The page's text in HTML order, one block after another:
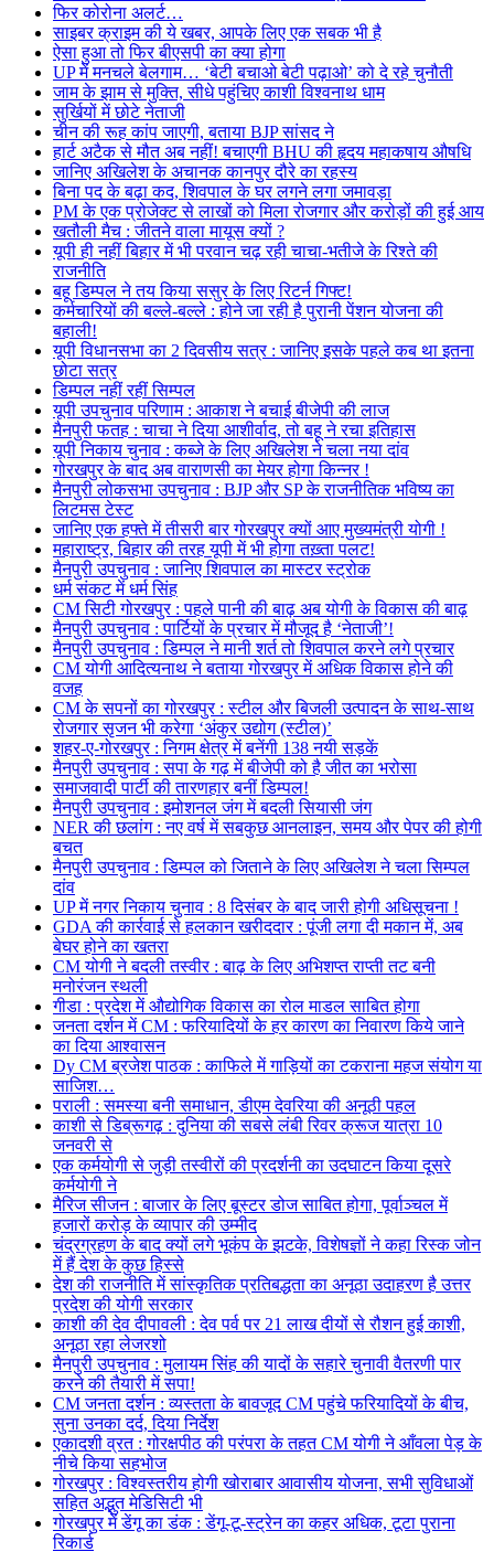
फिर कोरोना अलर्ट…
साइबर क्राइम की ये खबर, आपके लिए एक सबक भी है
ऐसा हुआ तो फिर बीएसपी का क्या होगा
UP में मनचले बेलगाम… ‘बेटी बचाओ बेटी पढ़ाओ’ को दे रहे चुनौती
जाम के झाम से मुक्ति, सीधे पहुंचिए काशी विश्वनाथ धाम
सुर्खियों में छोटे नेताजी
चीन की रूह कांप जाएगी, बताया BJP सांसद ने
हार्ट अटैक से मौत अब नहीं! बचाएगी BHU की हृदय महाकषाय औषधि
जानिए अखिलेश के अचानक कानपुर दौरे का रहस्य
बिना पद के बढ़ा कद, शिवपाल के घर लगने लगा जमावड़ा
PM के एक प्रोजेक्ट से लाखों को मिला रोजगार और करोड़ों की हुई आय
खतौली मैच : जीतने वाला मायूस क्यों ?
यूपी ही नहीं बिहार में भी परवान चढ़ रही चाचा-भतीजे के रिश्ते की
राजनीति
बहू डिम्पल ने तय किया ससुर के लिए रिटर्न गिफ्ट!
कर्मचारियों की बल्ले-बल्ले : होने जा रही है पुरानी पेंशन योजना की
बहाली!
यूपी विधानसभा का 2 दिवसीय सत्र : जानिए इसके पहले कब था इतना
छोटा सत्र
डिम्पल नहीं रहीं सिम्पल
यूपी उपचुनाव परिणाम : आकाश ने बचाई बीजेपी की लाज
मैनपुरी फतह : चाचा ने दिया आशीर्वाद, तो बहू ने रचा इतिहास
यूपी निकाय चुनाव : कब्जे के लिए अखिलेश ने चला नया दांव
गोरखपुर के बाद अब वाराणसी का मेयर होगा किन्नर !
मैनपुरी लोकसभा उपचुनाव : BJP और SP के राजनीतिक भविष्य का
लिटमस टेस्ट
जानिए एक हफ्ते में तीसरी बार गोरखपुर क्यों आए मुख्यमंत्री योगी !
महाराष्ट्र, बिहार की तरह यूपी में भी होगा तख़्ता पलट!
मैनपुरी उपचुनाव : जानिए शिवपाल का मास्टर स्ट्रोक
धर्म संकट में धर्म सिंह
CM सिटी गोरखपुर : पहले पानी की बाढ़ अब योगी के विकास की बाढ़
मैनपुरी उपचुनाव : पार्टियों के प्रचार में मौजूद है ‘नेताजी’!
मैनपुरी उपचुनाव : डिम्पल ने मानी शर्त तो शिवपाल करने लगे प्रचार
CM योगी आदित्यनाथ ने बताया गोरखपुर में अधिक विकास होने की
वजह
CM के सपनों का गोरखपुर : स्टील और बिजली उत्पादन के साथ-साथ
रोजगार सृजन भी करेगा ‘अंकुर उद्योग (स्टील)’
शहर-ए-गोरखपुर : निगम क्षेत्र में बनेंगी 138 नयी सड़कें
मैनपुरी उपचुनाव : सपा के गढ़ में बीजेपी को है जीत का भरोसा
समाजवादी पार्टी की तारणहार बनीं डिम्पल!
मैनपुरी उपचुनाव : इमोशनल जंग में बदली सियासी जंग
NER की छलांग : नए वर्ष में सबकुछ आनलाइन, समय और पेपर की होगी
बचत
मैनपुरी उपचुनाव : डिम्पल को जिताने के लिए अखिलेश ने चला सिम्पल
दांव
UP में नगर निकाय चुनाव : 8 दिसंबर के बाद जारी होगी अधिसूचना !
GDA की कार्रवाई से हलकान खरीददार : पूंजी लगा दी मकान में, अब
बेघर होने का खतरा
CM योगी ने बदली तस्वीर : बाढ़ के लिए अभिशप्त राप्ती तट बनी
मनोरंजन स्थली
गीडा : प्रदेश में औद्योगिक विकास का रोल माडल साबित होगा
जनता दर्शन में CM : फरियादियों के हर कारण का निवारण किये जाने
का दिया आश्वासन
Dy CM ब्रजेश पाठक : काफिले में गाड़ियों का टकराना महज संयोग या
साजिश…
पराली : समस्या बनी समाधान, डीएम देवरिया की अनूठी पहल
काशी से डिब्रूगढ़ : दुनिया की सबसे लंबी रिवर क्रूज यात्रा 10
जनवरी से
एक कर्मयोगी से जुड़ी तस्वीरों की प्रदर्शनी का उदघाटन किया दूसरे
कर्मयोगी ने
मैरिज सीजन : बाजार के लिए बूस्टर डोज साबित होगा, पूर्वाञ्चल में
हजारों करोड़ के व्यापार की उम्मीद
चंद्रग्रहण के बाद क्यों लगे भूकंप के झटके, विशेषज्ञों ने कहा रिस्क जोन
में हैं देश के कुछ हिस्से
देश की राजनीति में सांस्कृतिक प्रतिबद्धता का अनूठा उदाहरण है उत्तर
प्रदेश की योगी सरकार
काशी की देव दीपावली : देव पर्व पर 21 लाख दीयों से रौशन हुई काशी,
अनूठा रहा लेजरशो
मैनपुरी उपचुनाव : मुलायम सिंह की यादों के सहारे चुनावी वैतरणी पार
करने की तैयारी में सपा!
CM जनता दर्शन : व्यस्तता के बावजूद CM पहुंचे फरियादियों के बीच,
सुना उनका दर्द, दिया निर्देश
एकादशी व्रत : गोरक्षपीठ की परंपरा के तहत CM योगी ने आँवला पेड़ के
नीचे किया सहभोज
गोरखपुर : विश्वस्तरीय होगी खोराबार आवासीय योजना, सभी सुविधाओं
सहित अद्भुत मेडिसिटी भी
गोरखपुर में डेंगू का डंक : डेंगू-टू-स्ट्रेन का कहर अधिक, टूटा पुराना
रिकार्ड